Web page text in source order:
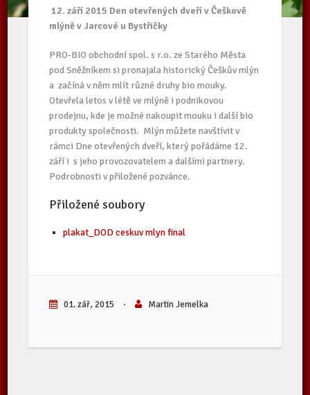
/ Aktuality / Den otevřených dveří v Češkově mlýně
12. září 2015 Den otevřených dveří v Češkově
mlýně v Jarcové u Bystřičky
PRO-BIO obchodní spol. s r.o. ze Starého Města
pod Sněžníkem si pronajala historický Češkův mlýn
a začíná v něm mlít různé druhy bio mouky.
Otevřela letos v létě ve mlýně i podnikovou
prodejnu, kde je možné nakoupit mouku i další bio
produkty společnosti. Mlýn můžete navštívit v
rámci Dne otevřených dveří, který pořádáme 12.
září i s jeho provozovatelem a dalšími partnery.
Podrobnosti v přiložené pozvánce.
Přiložené soubory
plakat_DOD ceskuv mlyn final
01. zář, 2015 · Martin Jemelka